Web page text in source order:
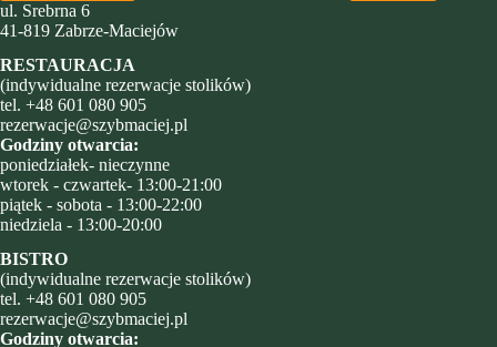
ul. Srebrna 6
41-819 Zabrze-Maciejów
RESTAURACJA
(indywidualne rezerwacje stolików)
tel. +48 601 080 905
rezerwacje@szybmaciej.pl
Godziny otwarcia:
poniedziałek- nieczynne
wtorek - czwartek- 13:00-21:00
piątek - sobota - 13:00-22:00
niedziela - 13:00-20:00
BISTRO
(indywidualne rezerwacje stolików)
tel. +48 601 080 905
rezerwacje@szybmaciej.pl
Godziny otwarcia: